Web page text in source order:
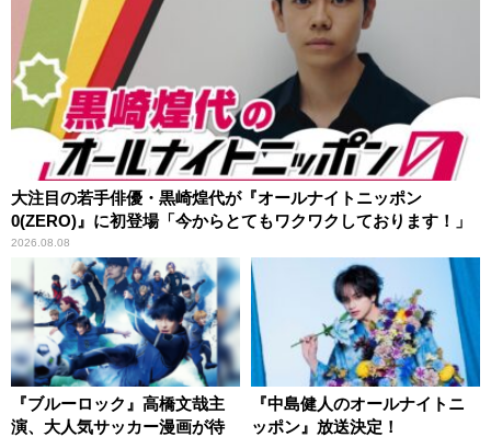
大注目の若手俳優・黒崎煌代が『オールナイトニッポン
0(ZERO)』に初登場「今からとてもワクワクしております！」
2026.08.08
『ブルーロック』高橋文哉主
演、大人気サッカー漫画が待
『中島健人のオールナイトニ
ッポン』放送決定！